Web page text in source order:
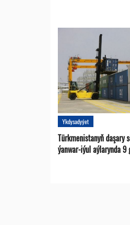
Ykdysadyýet
Türkmenistanyň daşary
ýanwar-iýul aýlarynda